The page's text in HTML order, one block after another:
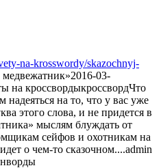
na-krosswordy/skazochnyj-
2016-03-
на кроссвордыкроссвордЧто
надеяться на то, что у вас уже
этого слова, и не придется в
мыслям блуждать от
сейфов и охотникам на
о чем-то сказочном....admin